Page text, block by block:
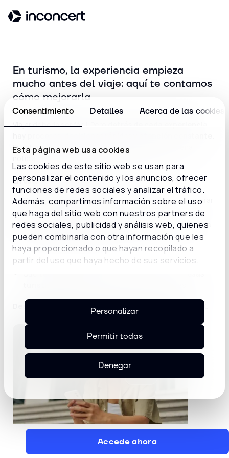
Consentimiento Detalles Acerca de las cookies
Esta página web usa cookies
Las cookies de este sitio web se usan para
personalizar el contenido y los anuncios, ofrecer
funciones de redes sociales y analizar el tráfico.
Además, compartimos información sobre el uso
que haga del sitio web con nuestros partners de
redes sociales, publicidad y análisis web, quienes
pueden combinarla con otra información que les
haya proporcionado o que hayan recopilado a
partir del uso que haya hecho de sus servicios.
Permitir todas
Personalizar
Denegar
En turismo, la experiencia empieza
mucho antes del viaje: aquí te contamos
cómo mejorarla
Viajar debería ser fácil. Perodetrás de cada experiencia
Si trabajas en turismo, sabes lo que implica. La buena
noticia: hay formas de hacerlo mucho mejor.
En esta guía descubrirás:
Cómo automatizar la gestión de reservasy mejorar
la experiencia del cliente.
Estrategias parapersonalizar la atenciónen todos
los canales.
Claves paraagilizar procesosy aumentar la
satisfacción del viajero.
Descárgala gratis y transforma tu estrategia de CX.
Accede ahora